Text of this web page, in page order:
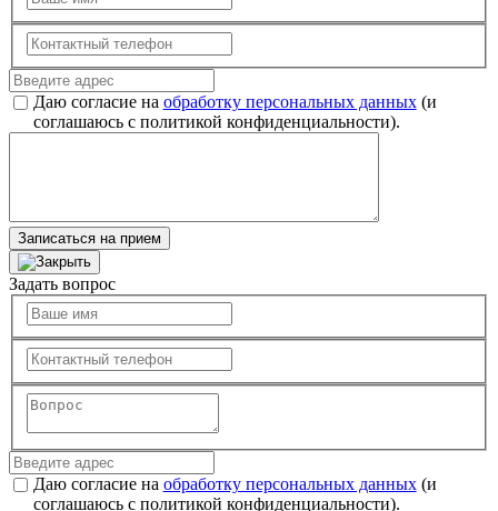
Даю согласие на обработку персональных данных(и
соглашаюсь с политикой конфиденциальности).
Записаться на прием
Задать вопрос
Даю согласие на обработку персональных данных(и
соглашаюсь с политикой конфиденциальности).